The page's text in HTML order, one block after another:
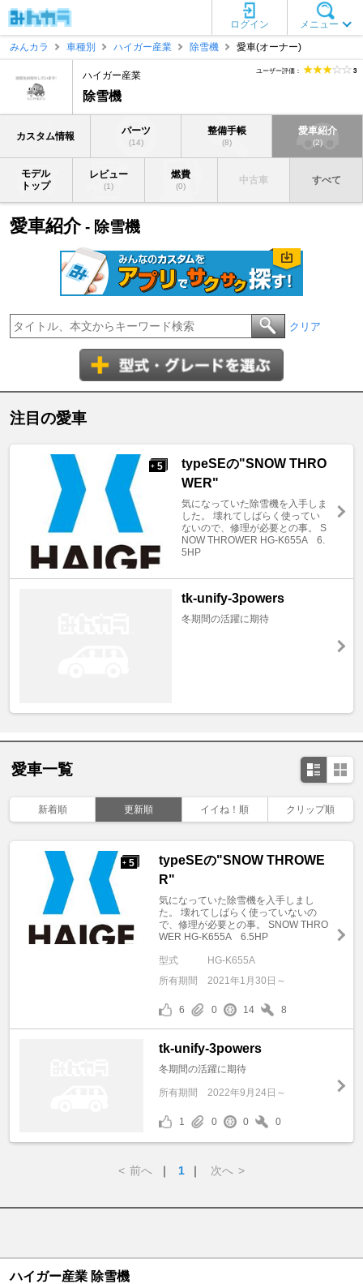
メニュー
ログイン
みんカラ
車種別 ハイガー産業 除雪機 愛車(オーナー)
ハイガー産業
除雪機
ユーザー評価： 3
カスタム情報 パーツ
(14)
整備手帳
(8)
愛車紹介
(2)
モデル
トップ
レビュー
(1)
燃費
(0)
中古車 すべて
愛車紹介- 除雪機
クリア
注目の愛車
+ 5
typeSEの"SNOW THRO
WER"
気になっていた除雪機を入手しま
した。 壊れてしばらく使ってい
ないので、修理が必要との事。 S
NOW THROWER HG-K655A 6.
5HP
tk-unify-3powers
冬期間の活躍に期待
愛車一覧
新着順 更新順 イイね！順 クリップ順
+ 5
typeSEの"SNOW THROWE
R"
気になっていた除雪機を入手しまし
た。 壊れてしばらく使っていないの
で、修理が必要との事。 SNOW THRO
WER HG-K655A 6.5HP
型式
HG-K655A
所有期間
2021年1月30日～
6 0 14 8
tk-unify-3powers
冬期間の活躍に期待
所有期間 2022年9月24日～
1 0 0 0
< 前へ ｜ 1 ｜ 次へ >
ハイガー産業 除雪機